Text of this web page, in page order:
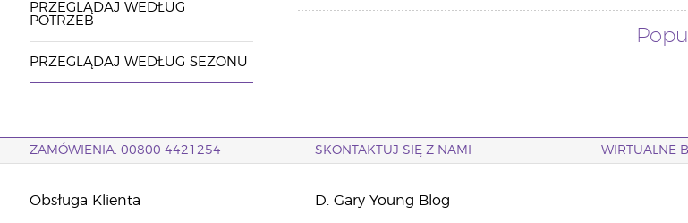
PRZEGLĄDAJ WEDŁUG
POTRZEB
PRZEGLĄDAJ WEDŁUG SEZONU
ZAMÓWIENIA: 00800 4421254 SKONTAKTUJ SIĘ Z NAMI WIRTUALNE
Obsługa Klienta D. Gary Young Blog